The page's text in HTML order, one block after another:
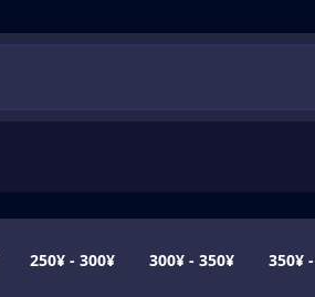
250¥ - 300¥ 300¥ - 350¥ 350¥